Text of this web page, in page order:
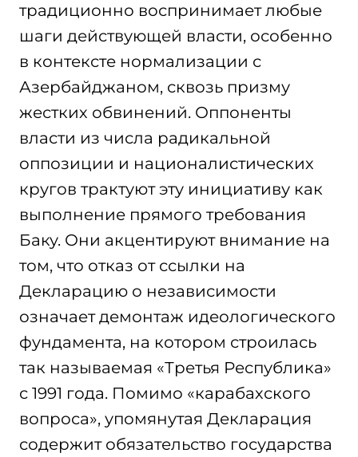
традиционно воспринимает любые
шаги действующей власти, особенно
в контексте нормализации с
Азербайджаном, сквозь призму
жестких обвинений. Оппоненты
власти из числа радикальной
оппозиции и националистических
кругов трактуют эту инициативу как
выполнение прямого требования
Баку. Они акцентируют внимание на
том, что отказ от ссылки на
Декларацию о независимости
означает демонтаж идеологического
фундамента, на котором строилась
так называемая «Третья Республика»
с 1991 года. Помимо «карабахского
вопроса», упомянутая Декларация
содержит обязательство государства